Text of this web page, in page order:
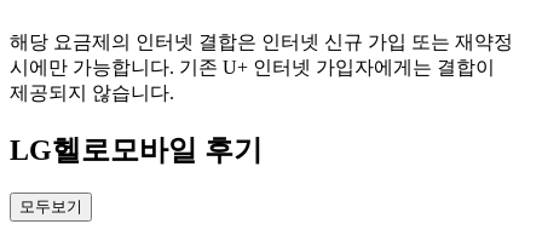
해당 요금제의 인터넷 결합은 인터넷 신규 가입 또는 재약정
시에만 가능합니다. 기존 U+ 인터넷 가입자에게는 결합이
제공되지 않습니다.
LG헬로모바일 후기
모두보기